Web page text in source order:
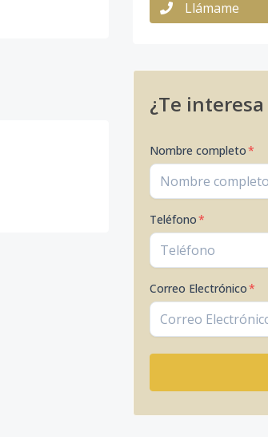
Llámame
¿Te
Nombre completo*
Teléfono*
Correo Electrónico*